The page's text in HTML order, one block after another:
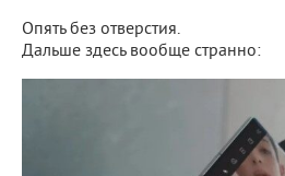
Опять без отверстия.
Дальше здесь вообще странно: